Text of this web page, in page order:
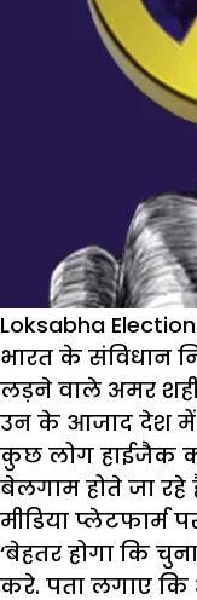
Loksabha
भारत के संविधान
लड़ने वाले अमर
उन के आजाद देश में
कुछ लोग हाईजैक
बेलगाम होते जा
मीडिया प्लेटफार्म
‘बेहतर होगा कि
करे. पता लगाए कि